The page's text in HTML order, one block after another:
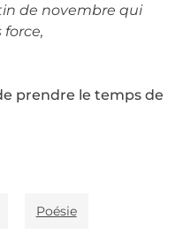
de novembre qui
prendre le temps de
Poésie